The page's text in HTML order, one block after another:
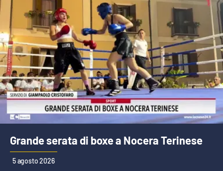
APP
Android
Apple
Grande serata di boxe a Nocera Terinese
5 agosto 2026